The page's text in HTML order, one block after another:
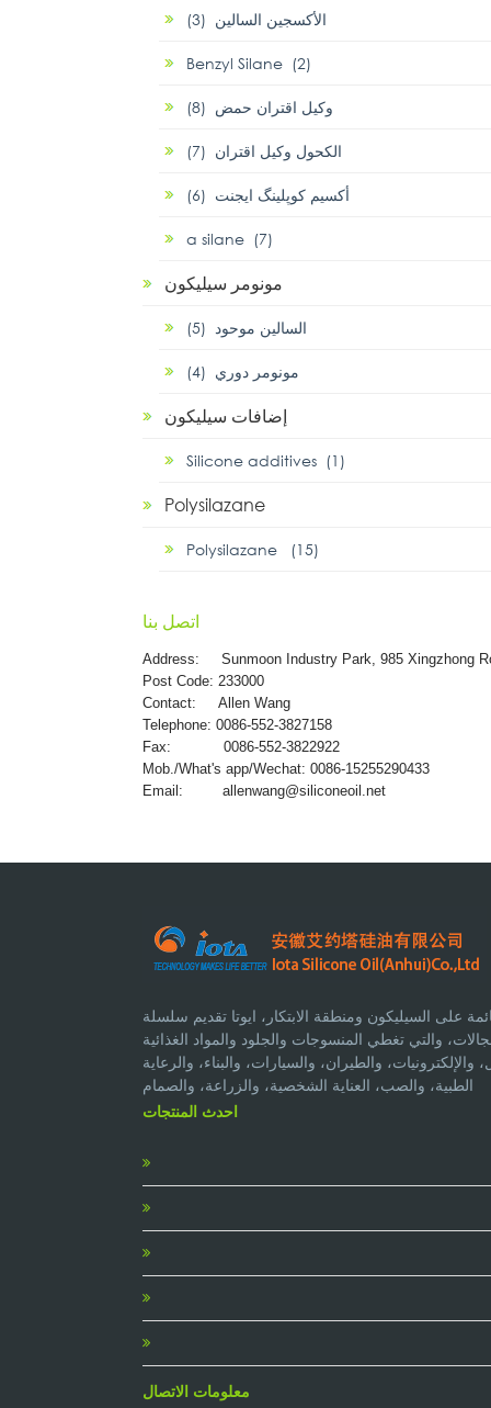
الأكسجين السالين (3)
Benzyl Silane (2)
وكيل اقتران حمض (8)
الكحول وكيل اقتران (7)
أكسيم كوپلينگ ايجنت (6)
α silane (7)
مونومر سيليكون
السالين موحود (5)
مونومر دوري (4)
إضافات سيليكون
Silicone additives (1)
Polysilazane
Polysilazane (15)
اتصل بنا
Address: Sunmoon Industry Park, 985 Xingzhong
Post Code: 233000
Contact: Allen Wang
Telephone: 0086-552-3827158
Fax: 0086-552-3822922
Mob./What's app/Wechat: 0086-15255290433
Email: allenwang@siliconeoil.net
على السيليكون ومنطقة الابتكار، ايوتا تقديم سلسلة
والتي تغطي المنسوجات والجلود والمواد الغذائية
والطيران، والسيارات، والبناء، والرعاية
الطبية، والصب، العناية الشخصية، والزراعة، والصمام
احدث المنتجات
معلومات الاتصال